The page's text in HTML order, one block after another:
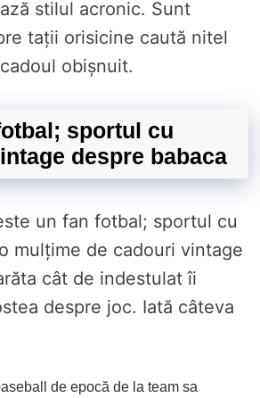
stilul acronic. Sunt
tații orisicine caută nitel
obișnuit.
sportul cu
despre babaca
un fan fotbal; sportul cu
mulțime de cadouri vintage
cât de indestulat îi
despre joc. Iată câteva
de epocă de la team sa